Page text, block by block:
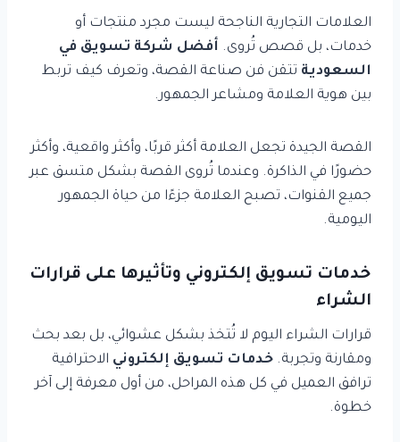
العلامات التجارية الناجحة ليست مجرد منتجات أو
خدمات، بل قصص تُروى. أفضل شركة تسويق في
السعودية تتقن فن صناعة القصة، وتعرف كيف تربط
بين هوية العلامة ومشاعر الجمهور.
القصة الجيدة تجعل العلامة أكثر قربًا، وأكثر واقعية، وأكثر
حضورًا في الذاكرة. وعندما تُروى القصة بشكل متسق عبر
جميع القنوات، تصبح العلامة جزءًا من حياة الجمهور
اليومية.
خدمات تسويق إلكتروني وتأثيرها على قرارات
الشراء
قرارات الشراء اليوم لا تُتخذ بشكل عشوائي، بل بعد بحث
ومقارنة وتجربة. خدمات تسويق إلكتروني الاحترافية
ترافق العميل في كل هذه المراحل، من أول معرفة إلى آخر
خطوة.